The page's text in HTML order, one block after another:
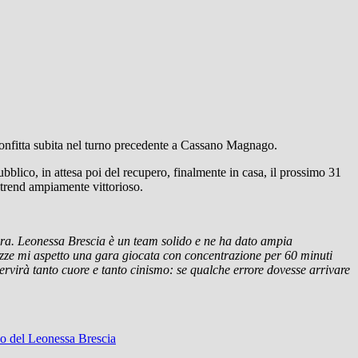
subita nel turno precedente a Cassano Magnago.
in attesa poi del recupero, finalmente in casa, il prossimo 31
ampiamente vittorioso.
Leonessa Brescia è un team solido e ne ha dato ampia
mi aspetto una gara giocata con concentrazione per 60 minuti
tanto cuore e tanto cinismo: se qualche errore dovesse arrivare
del Leonessa Brescia